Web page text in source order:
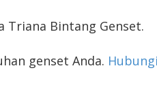
Triana Bintang Genset.
genset Anda.